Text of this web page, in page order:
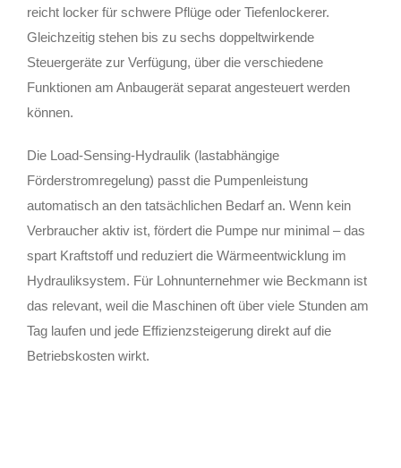
reicht locker für schwere Pflüge oder Tiefenlockerer.
Gleichzeitig stehen bis zu sechs doppeltwirkende
Steuergeräte zur Verfügung, über die verschiedene
Funktionen am Anbaugerät separat angesteuert werden
können.
Die Load-Sensing-Hydraulik (lastabhängige
Förderstromregelung) passt die Pumpenleistung
automatisch an den tatsächlichen Bedarf an. Wenn kein
Verbraucher aktiv ist, fördert die Pumpe nur minimal – das
spart Kraftstoff und reduziert die Wärmeentwicklung im
Hydrauliksystem. Für Lohnunternehmer wie Beckmann ist
das relevant, weil die Maschinen oft über viele Stunden am
Tag laufen und jede Effizienzsteigerung direkt auf die
Betriebskosten wirkt.